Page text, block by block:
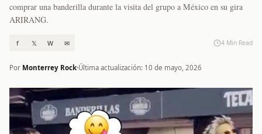
comprar una banderilla durante la visita del grupo a México en su gira
ARIRANG.
f 𝕏 W ✉ 4 Min Read
Por Monterrey Rock Última actualización: 10 de mayo, 2026